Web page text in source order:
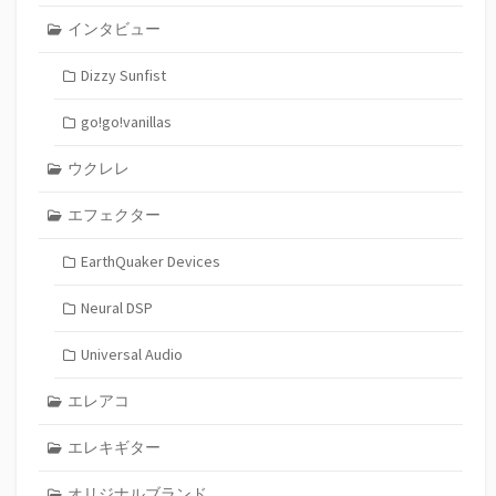
インタビュー
Dizzy Sunfist
go!go!vanillas
ウクレレ
エフェクター
EarthQuaker Devices
Neural DSP
Universal Audio
エレアコ
エレキギター